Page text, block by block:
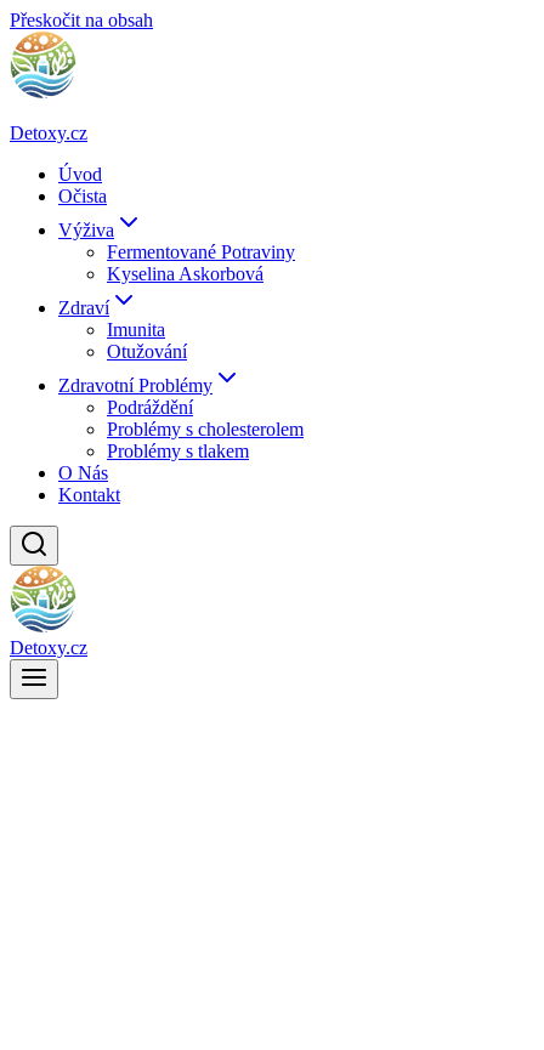
Přeskočit na obsah
Detoxy.cz
Úvod
Očista
Výživa
Fermentované Potraviny
Kyselina Askorbová
Zdraví
Imunita
Otužování
Zdravotní Problémy
Podráždění
Problémy s cholesterolem
Problémy s tlakem
O Nás
Kontakt
Detoxy.cz